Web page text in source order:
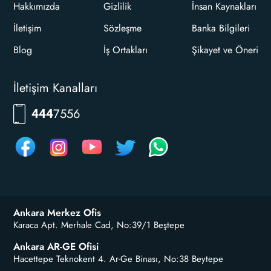
Hakkımızda
İletişim
Blog
Gizlilik
Sözleşme
İş Ortakları
İnsan Kaynakları
Banka Bilgileri
Şikayet ve Öneri
İletişim Kanalları
4447556
Ankara Merkez Ofis
Karaca Apt. Merhale Cad, No:39/1 Beştepe
Ankara AR-GE Ofisi
Hacettepe Teknokent 4. Ar-Ge Binası, No:38 Beytepe